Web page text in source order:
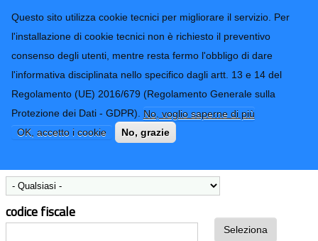
Questo sito utilizza cookie tecnici per migliorare il servizio. Per
l'installazione di cookie tecnici non è richiesto il preventivo
consenso degli utenti, mentre resta fermo l'obbligo di dare
l'informativa disciplinata nello specifico dagli artt. 13 e 14 del
Regolamento (UE) 2016/679 (Regolamento Generale sulla
Protezione dei Dati - GDPR). No, voglio saperne di più
OK, accetto i cookie
No, grazie
Provincia di
Imperia
CONTATTI-URP
TRASPARENZA
Form di ricerca
Incarichi professionali conferiti
Settore
codice fiscale